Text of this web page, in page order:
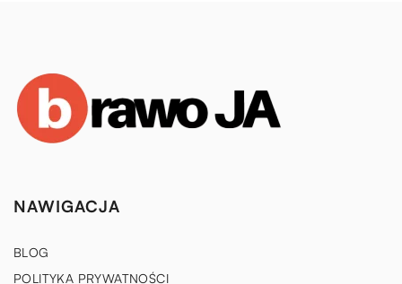
NAWIGACJA
BLOG
POLITYKA PRYWATNOŚCI